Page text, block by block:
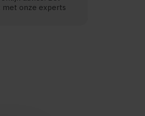
met onze experts